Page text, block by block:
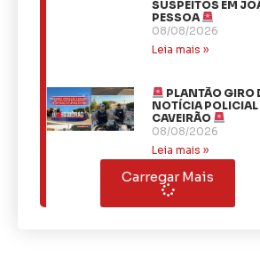
SUSPEITOS EM
PESSOA
08/08/2026
Leia mais »
PLANTÃO GIRO
NOTÍCIA POLICIAL
CAVEIRÃO
08/08/2026
Leia mais »
Carregar Mais